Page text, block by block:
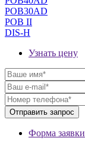
POB30AD
POB II
DIS-H
Узнать цену
Форма заявки